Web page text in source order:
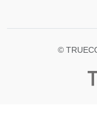
©